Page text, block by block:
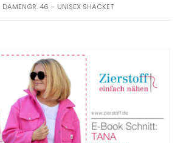
DAMENGR. 46 – UNISEX SHACKET